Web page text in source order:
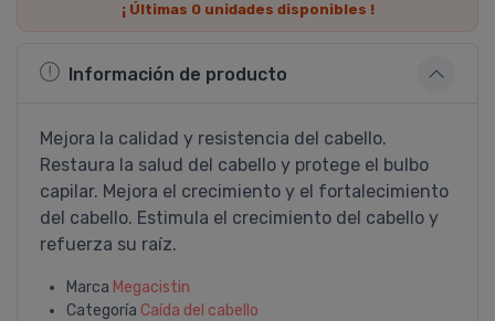
¡ Últimas 0unidades disponibles !
Información de producto
Mejora la calidad y resistencia del cabello.
Restaura la salud del cabello y protege el bulbo
capilar. Mejora el crecimiento y el fortalecimiento
del cabello. Estimula el crecimiento del cabello y
refuerza su raí­z.
Marca Megacistin
Categoría Caí­da del cabello